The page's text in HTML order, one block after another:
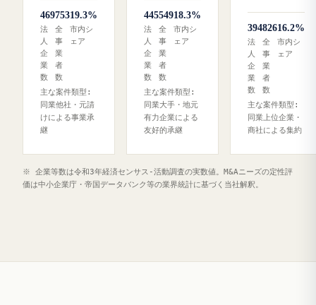
469
法
人
企
業
数
753
全
事
業
者
数
19.3%
市内シ
ェア
主な案件類型:
同業他社・元請
けによる事業承
継
445
法
人
企
業
数
549
全
事
業
者
数
18.3%
市内シ
ェア
主な案件類型:
同業大手・地元
有力企業による
友好的承継
394
法
人
企
業
数
826
全
事
業
者
数
16.2%
市内シ
ェア
主な案件類型:
同業上位企業・
商社による集約
※ 企業等数は令和3年経済センサス‐活動調査の実数値。M&Aニーズの定性評
価は中小企業庁・帝国データバンク等の業界統計に基づく当社解釈。